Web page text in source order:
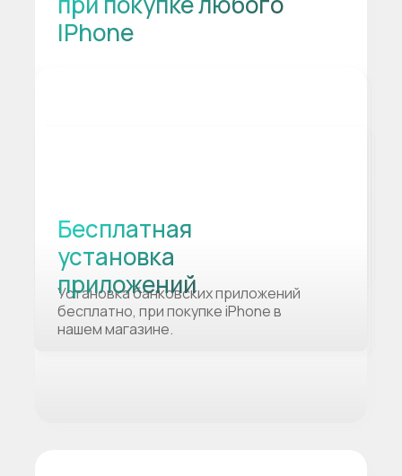
IPhone
Установка банковских приложений
бесплатно, при покупке iPhone в
нашем магазине.
Бесплатная
установка
приложений